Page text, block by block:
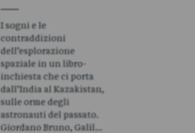
I sogni e le
contraddizioni
dell’esplorazione
spaziale in un libro-
inchiesta che ci porta
dall’India al Kazakistan,
sulle orme degli
astronauti del passato.
Giordano Bruno, Galil…